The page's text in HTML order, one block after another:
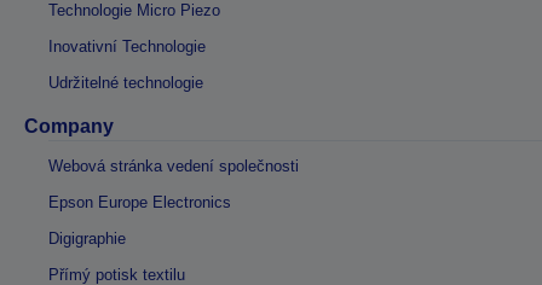
Technologie Micro Piezo
Inovativní Technologie
Udržitelné technologie
Company
Webová stránka vedení společnosti
Epson Europe Electronics
Digigraphie
Přímý potisk textilu